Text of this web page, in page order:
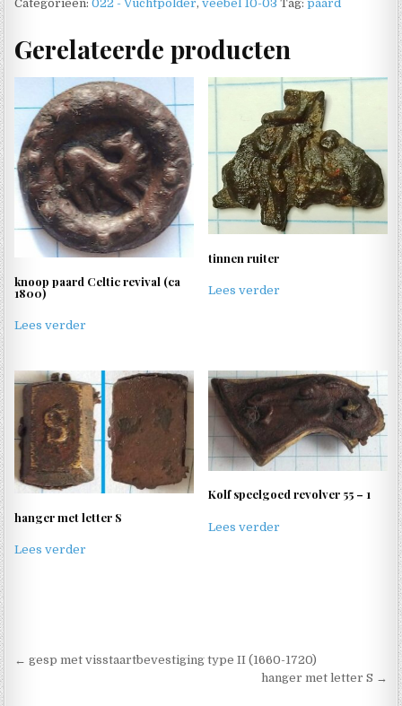
Categorieën:022 - Vuchtpolder,veebel 10-03 Tag:paard
Gerelateerde producten
knoop paard Celtic revival (ca
1800)
Lees verder
tinnen ruiter
Lees verder
hanger met letter S
Lees verder
Kolf speelgoed revolver 55 – 1
Lees verder
Berichtnavigatie
← gesp met visstaartbevestiging type II (1660-1720)
hanger met letter S →